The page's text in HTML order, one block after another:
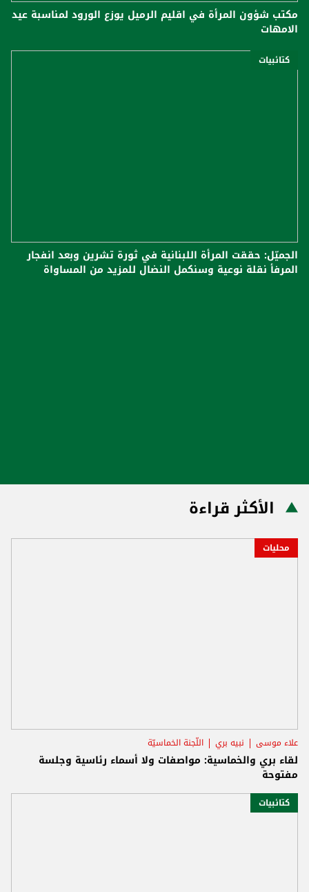
مكتب شؤون المرأة في اقليم الرميل يوزع الورود لمناسبة عيد
الامهات
كتائبيات
الجميّل: حققت المرأة اللبنانية في ثورة تشرين وبعد انفجار
المرفأ نقلة نوعية وسنكمل النضال للمزيد من المساواة
الأكثر قراءة
محليات
علاء موسى نبيه بري اللّجنة الخماسيّة
لقاء بري والخماسية: مواصفات ولا أسماء رئاسية وجلسة
مفتوحة
كتائبيات